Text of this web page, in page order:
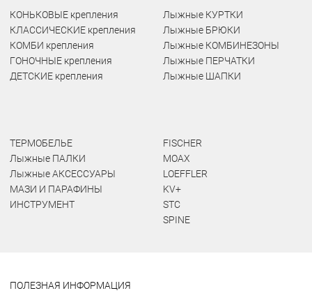
КОНЬКОВЫЕ крепления
КЛАССИЧЕСКИЕ крепления
КОМБИ крепления
ГОНОЧНЫЕ крепления
ДЕТСКИЕ крепления
Лыжные КУРТКИ
Лыжные БРЮКИ
Лыжные КОМБИНЕЗОНЫ
Лыжные ПЕРЧАТКИ
Лыжные ШАПКИ
ТЕРМОБЕЛЬЕ
Лыжные ПАЛКИ
Лыжные АКСЕССУАРЫ
МАЗИ И ПАРАФИНЫ
ИНСТРУМЕНТ
FISCHER
MOAX
LOEFFLER
KV+
STC
SPINE
ПОЛЕЗНАЯ ИНФОРМАЦИЯ